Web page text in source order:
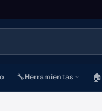
🔧Herramientas 🏠